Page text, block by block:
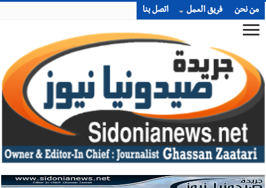
من نحن فريق العمل اتصل بنا